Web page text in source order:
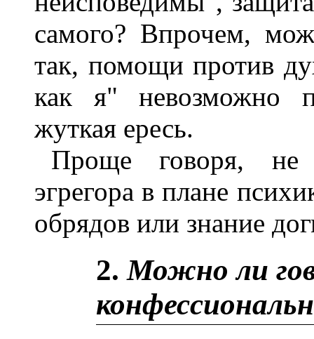
самого? Впрочем,
так, помощи против
как я" невозможно
жуткая ересь.
Проще говоря, не
эгрегора в плане
обрядов или знание
2.Можно ли